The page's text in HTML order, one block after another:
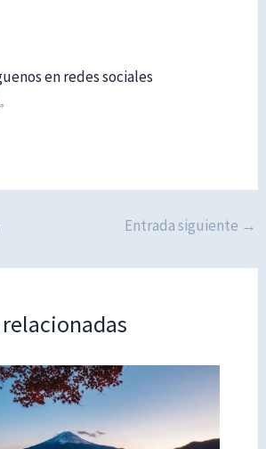
en redes sociales
Entrada siguiente →